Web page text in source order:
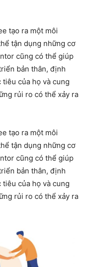
tạo ra một môi
tận dụng những cơ
cũng có thể giúp
bản thân, định
của họ và cung
rủi ro có thể xảy ra
tạo ra một môi
tận dụng những cơ
cũng có thể giúp
bản thân, định
của họ và cung
rủi ro có thể xảy ra